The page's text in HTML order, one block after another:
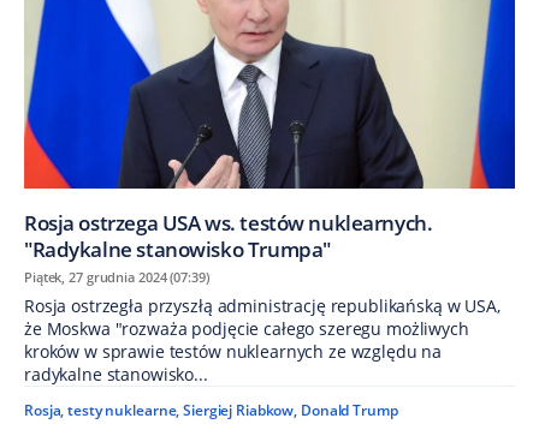
Rosja ostrzega USA ws. testów nuklearnych.
"Radykalne stanowisko Trumpa"
Piątek, 27 grudnia 2024 (07:39)
Rosja ostrzegła przyszłą administrację republikańską w USA,
że Moskwa "rozważa podjęcie całego szeregu możliwych
kroków w sprawie testów nuklearnych ze względu na
radykalne stanowisko...
Rosja,testy nuklearne,Siergiej Riabkow, Donald Trump